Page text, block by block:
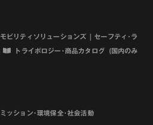
モビリティソリューションズ セーフティ･ラ
トライボロジー･商品カタログ (国内のみ
ミッション･環境保全･社会活動